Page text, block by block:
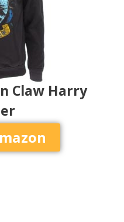
Claw Harry